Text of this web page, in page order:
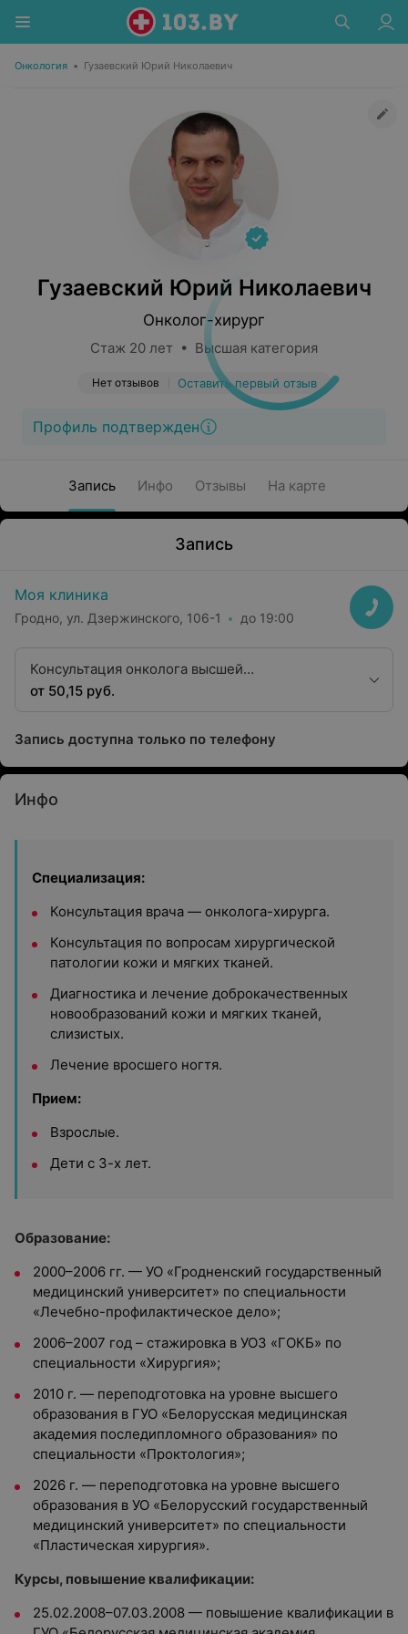
Онкология • Гузаевский Юрий Николаевич
Гузаевский Юрий Николаевич
Онколог-хирург
Стаж 20 лет • Высшая категория
Нет отзывов Оставить первый отзыв
Профиль подтвержден
Запись Инфо Отзывы На карте
Запись
Моя клиника
Гродно, ул. Дзержинского, 106-1 до 19:00
Консультация онколога высшей
квалификационной категории
от 50,15 руб.
Запись доступна только по телефону
Инфо
Специализация:
Консультация врача — онколога-хирурга.
Консультация по вопросам хирургической
патологии кожи и мягких тканей.
Диагностика и лечение доброкачественных
новообразований кожи и мягких тканей,
слизистых.
Лечение вросшего ногтя.
Прием:
Взрослые.
Дети с 3-х лет.
Образование:
2000–2006 гг. — УО «Гродненский государственный
медицинский университет» по специальности
«Лечебно-профилактическое дело»;
2006–2007 год – стажировка в УОЗ «ГОКБ» по
специальности «Хирургия»;
2010 г. — переподготовка на уровне высшего
образования в ГУО «Белорусская медицинская
академия последипломного образования» по
специальности «Проктология»;
2026 г. — переподготовка на уровне высшего
образования в УО «Белорусский государственный
медицинский университет» по специальности
«Пластическая хирургия».
Курсы, повышение квалификации:
25.02.2008–07.03.2008 — повышение квалификации в